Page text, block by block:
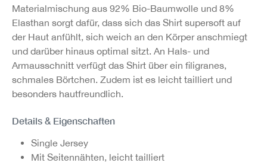
Materialmischung aus 92% Bio-Baumwolle und 8%
Elasthan sorgt dafür, dass sich das Shirt supersoft auf
der Haut anfühlt, sich weich an den Körper anschmiegt
und darüber hinaus optimal sitzt. An Hals- und
Armausschnitt verfügt das Shirt über ein filigranes,
schmales Börtchen. Zudem ist es leicht tailliert und
besonders hautfreundlich.
Details & Eigenschaften
Single Jersey
Mit Seitennähten, leicht tailliert